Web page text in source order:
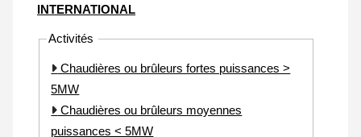
INTERNATIONAL
Activités
Chaudières ou brûleurs fortes puissances >
5MW
Chaudières ou brûleurs moyennes
puissances < 5MW